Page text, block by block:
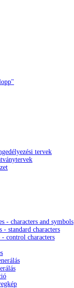
tervek
- characters and symbols
- standard characters
control characters